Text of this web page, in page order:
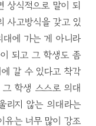
상식적으로 말이 되
사고방식을 갖고 있
대에 가는 게 아니라
되고 그 학생도 좀
갈 수 있다고 착각
학생 스스로 의대
리지 않는 의대라는
유는 너무 많이 강조